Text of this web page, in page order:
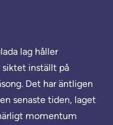
lag håller
inställt på
Det har äntligen
senaste tiden, laget
momentum